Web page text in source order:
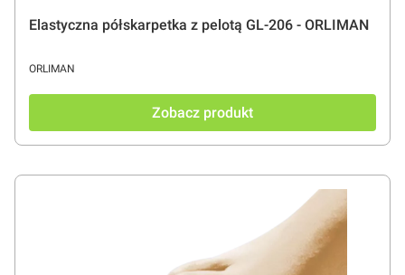
Elastyczna półskarpetka z pelotą GL-206 - ORLIMAN
PRODUCENT
ORLIMAN
Zobacz produkt